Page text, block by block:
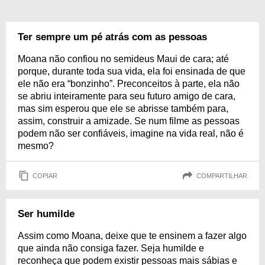
Ter sempre um pé atrás com as pessoas
Moana não confiou no semideus Maui de cara; até
porque, durante toda sua vida, ela foi ensinada de que
ele não era “bonzinho”. Preconceitos à parte, ela não
se abriu inteiramente para seu futuro amigo de cara,
mas sim esperou que ele se abrisse também para,
assim, construir a amizade. Se num filme as pessoas
podem não ser confiáveis, imagine na vida real, não é
mesmo?
COPIAR COMPARTILHAR
Ser humilde
Assim como Moana, deixe que te ensinem a fazer algo
que ainda não consiga fazer. Seja humilde e
reconheça que podem existir pessoas mais sábias e